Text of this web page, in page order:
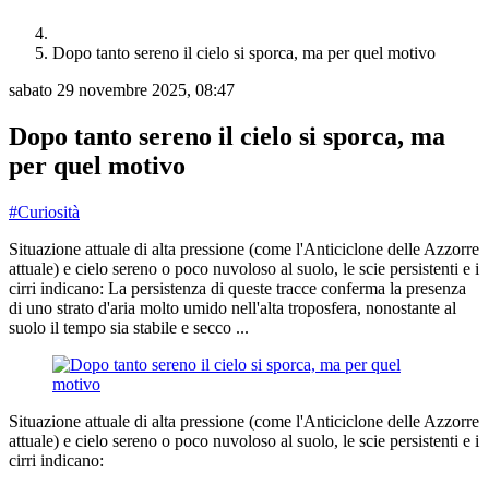
Dopo tanto sereno il cielo si sporca, ma per quel motivo
sabato 29 novembre 2025, 08:47
Dopo tanto sereno il cielo si sporca, ma
per quel motivo
#Curiosità
Situazione attuale di alta pressione (come l'Anticiclone delle Azzorre
attuale) e cielo sereno o poco nuvoloso al suolo, le scie persistenti e i
cirri indicano: La persistenza di queste tracce conferma la presenza
di uno strato d'aria molto umido nell'alta troposfera, nonostante al
suolo il tempo sia stabile e secco ...
Situazione attuale di alta pressione (come l'Anticiclone delle Azzorre
attuale) e cielo sereno o poco nuvoloso al suolo, le scie persistenti e i
cirri indicano: